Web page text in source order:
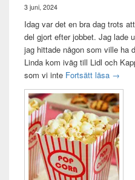
3 juni, 2024
Idag var det en bra dag trots
del gjort efter jobbet. Jag lade
jag hittade någon som ville ha
Linda kom iväg till Lidl och
som vi inte Fortsätt läsa Idag
→